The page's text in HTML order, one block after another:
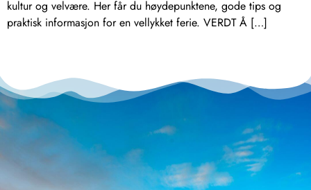
kultur og velvære. Her får du høydepunktene, gode tips og
praktisk informasjon for en vellykket ferie. VERDT Å […]